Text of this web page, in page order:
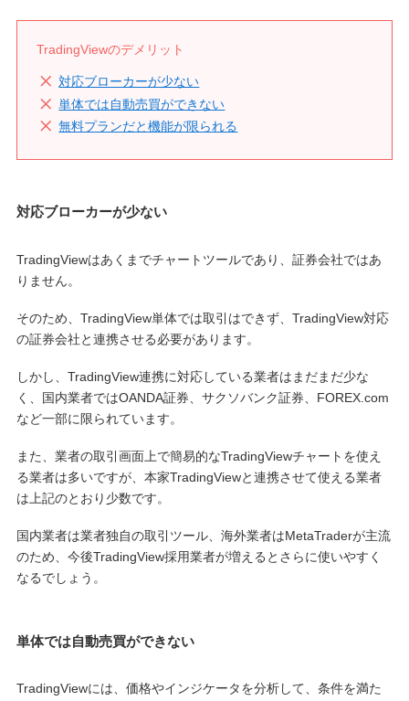
TradingViewのデメリット
対応ブローカーが少ない
単体では自動売買ができない
無料プランだと機能が限られる
対応ブローカーが少ない
TradingViewはあくまでチャートツールであり、証券会社ではあ
りません。
そのため、TradingView単体では取引はできず、TradingView対応
の証券会社と連携させる必要があります。
しかし、TradingView連携に対応している業者はまだまだ少な
く、国内業者ではOANDA証券、サクソバンク証券、FOREX.com
など一部に限られています。
また、業者の取引画面上で簡易的なTradingViewチャートを使え
る業者は多いですが、本家TradingViewと連携させて使える業者
は上記のとおり少数です。
国内業者は業者独自の取引ツール、海外業者はMetaTraderが主流
のため、今後TradingView採用業者が増えるとさらに使いやすく
なるでしょう。
単体では自動売買ができない
TradingViewには、価格やインジケータを分析して、条件を満た